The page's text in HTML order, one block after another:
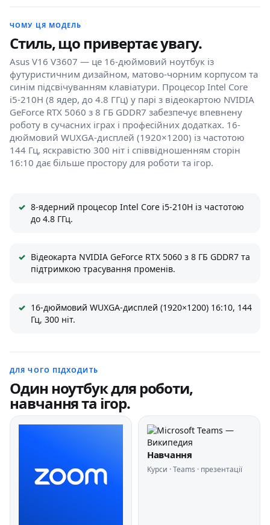
ЧОМУ ЦЯ МОДЕЛЬ
Стиль, що привертає увагу.
Asus V16 V3607 — це 16-дюймовий ноутбук із
футуристичним дизайном, матово-чорним корпусом та
синім підсвічуванням клавіатури. Процесор Intel Core
i5-210H (8 ядер, до 4.8 ГГц) у парі з відеокартою NVIDIA
GeForce RTX 5060 з 8 ГБ GDDR7 забезпечує впевнену
роботу в сучасних іграх і професійних додатках. 16-
дюймовий WUXGA-дисплей (1920×1200) із частотою
144 Гц, яскравістю 300 ніт і співвідношенням сторін
16:10 дає більше простору для роботи та ігор.
8-ядерний процесор Intel Core i5-210H із частотою
до 4.8 ГГц.
Відеокарта NVIDIA GeForce RTX 5060 з 8 ГБ GDDR7 та
підтримкою трасування променів.
16-дюймовий WUXGA-дисплей (1920×1200) 16:10, 144
Гц, 300 ніт.
ДЛЯ ЧОГО ПІДХОДИТЬ
Один ноутбук для роботи,
навчання та ігор.
Навчання
Курси · Teams · презентації